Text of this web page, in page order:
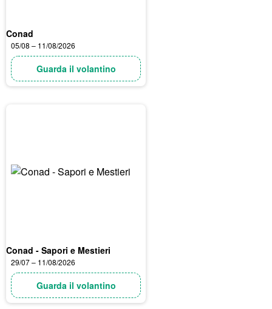
Conad
05/08 – 11/08/2026
Guarda il volantino
Conad - Sapori e Mestieri
29/07 – 11/08/2026
Guarda il volantino